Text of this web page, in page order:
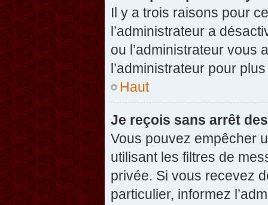
Il y a trois raisons pour
l’administrateur a
ou l’administrateur vous
l’administrateur pour
Haut
Je reçois sans arrêt
Vous pouvez empêcher
utilisant les filtres de
privée. Si vous recevez
particulier, informez